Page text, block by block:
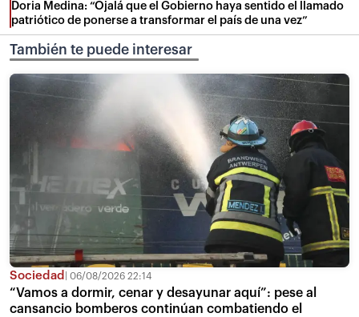
Doria Medina: “Ojalá que el Gobierno haya sentido el llamado
patriótico de ponerse a transformar el país de una vez”
También te puede interesar
Sociedad 06/08/2026 22:14
“Vamos a dormir, cenar y desayunar aquí”: pese al
cansancio bomberos continúan combatiendo el